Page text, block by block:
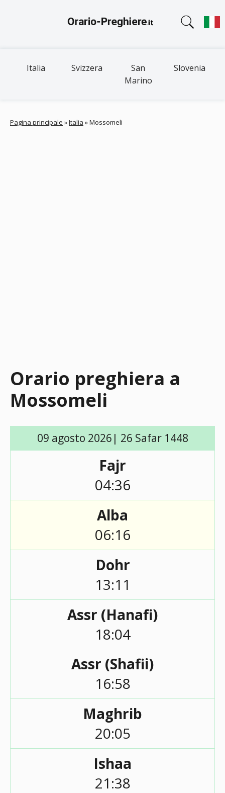
Italia Svizzera
San
Marino
Slovenia
Pagina principale »Italia »Mossomeli
Orario preghiera a
Mossomeli
09 agosto 2026| 26 Safar 1448
Fajr
04:36
Alba
06:16
Dohr
13:11
Assr (Hanafi)
18:04
Assr (Shafii)
16:58
Maghrib
20:05
Ishaa
21:38